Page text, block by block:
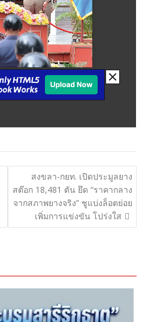
สงขลา-กยท. เปิดประมูลยาง
สต๊อก 18,481 ตัน ยึด “ราคากลาง
จากสภาพยางจริง” ชูแบ่งล็อตย่อย
เพิ่มการแข่งขัน โปร่งใส